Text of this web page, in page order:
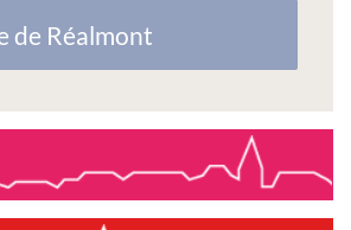
de Réalmont